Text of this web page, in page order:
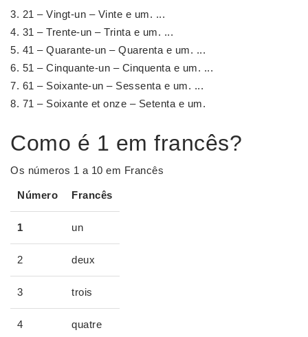
21 – Vingt-un – Vinte e um. ...
31 – Trente-un – Trinta e um. ...
41 – Quarante-un – Quarenta e um. ...
51 – Cinquante-un – Cinquenta e um. ...
61 – Soixante-un – Sessenta e um. ...
71 – Soixante et onze – Setenta e um.
Como é 1 em francês?
Os números 1 a 10 em Francês
Número Francês
1 un
2 deux
3 trois
4 quatre